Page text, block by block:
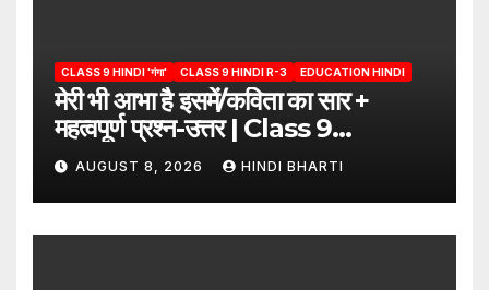
CLASS 9 HINDI 'गंगा' CLASS 9 HINDI R-3 EDUCATION HINDI
मेरी भी आभा है इसमें/कविता का सार +
महत्वपूर्ण प्रश्न-उत्तर | Class 9
Hindi”/meri bhi abha hai isme
question answers
AUGUST 8, 2026 HINDI BHARTI